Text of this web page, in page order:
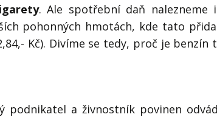
. Ale spotřební daň nalezneme
pohonných hmotách, kde tato
Kč). Divíme se tedy, proč je benzín
podnikatel a živnostník povinen